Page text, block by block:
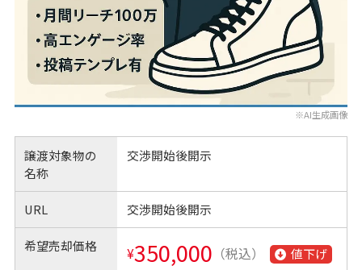
※AI生成画像
譲渡対象物の
名称
交渉開始後開示
URL 交渉開始後開示
希望売却価格 ¥350,000 （税込） 値下げ